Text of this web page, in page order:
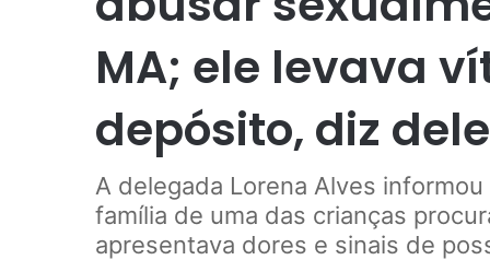
MA; ele levava
depósito, diz
A delegada Lorena Alves
família de uma das crianças
apresentava dores e sinais de